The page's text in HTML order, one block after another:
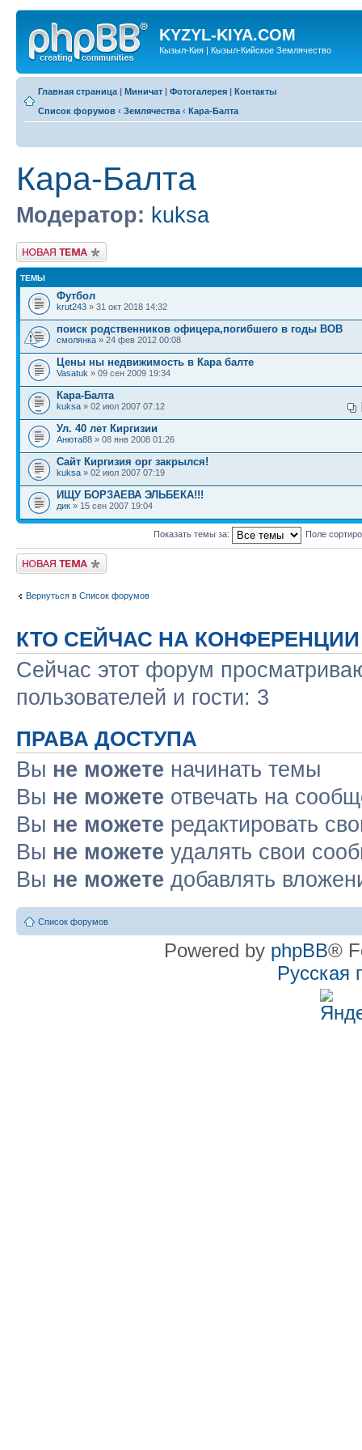
KYZYL-KIYA.COM
Кызыл-Кия | Кызыл-Кийское Землячество
Главная страница | Миничат | Фотогалерея | Контакты
Список форумов ‹ Землячества ‹ Кара-Балта
Кара-Балта
Модератор: kuksa
Новая тема
ТЕМЫ
Футбол
krut243 » 31 окт 2018 14:32
поиск родственников офицера,погибшего в годы ВОВ
смолянка » 24 фев 2012 00:08
Цены ны недвижимость в Кара балте
Vasatuk » 09 сен 2009 19:34
Кара-Балта
kuksa » 02 июл 2007 07:12
Ул. 40 лет Киргизии
Анюта88 » 08 янв 2008 01:26
Сайт Киргизия орг закрылся!
kuksa » 02 июл 2007 07:19
ИЩУ БОРЗАЕВА ЭЛЬБЕКА!!!
дик » 15 сен 2007 19:04
Показать темы за: Поле
Новая тема
Вернуться в Список форумов
КТО СЕЙЧАС НА КОНФЕРЕНЦИИ
Сейчас этот форум
пользователей и гости: 3
ПРАВА ДОСТУПА
Вы не можете начинать темы
Вы не можете отвечать на
Вы не можете редактировать
Вы не можете удалять свои
Вы не можете добавлять
Список форумов
Powered by phpBB®
Русская